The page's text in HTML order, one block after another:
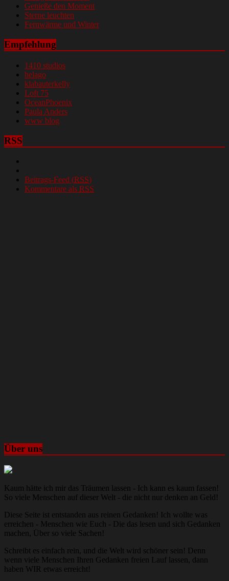
Genieße den Moment
Sterne leuchten
Fernwärme und Winter
Empfehlung
1410 studios
helago
klabauterkelly
Loft 75
OceanPhoenix
Paula Anders
www blog
RSS
Beitrags-Feed (RSS)
Kommentare als RSS
Über uns
Kaum hätte ich mir das Träumen lassen - Ich kann es kaum fassen!
So viele Menschen auf dieser Welt - die nicht nur denken an Geld!
Diese Seite ist entstanden aus reinen Gedanken! Ich wollte was
erreichen - Menschen wie Euch - Die das lesen und sich Gedanken
machen, Über so viele Sachen!
Schreibt es einfach rein, und die Welt wird schöner sein! Denn
wenn viele Menschen Ihren Gedanken freien Lauf lassen, dann
haben WIR etwas erreicht!